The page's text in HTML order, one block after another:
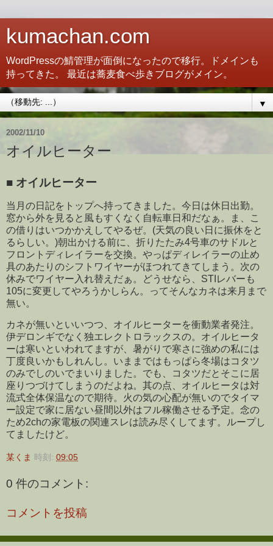
kumachan.com
WordPressの鯖管理が面倒になったので移行。ドメインも
持ってきた。 最近は蕎麦食べ歩きブログがメイン。
▼
2002/11/10
オイルヒーター
■ オイルヒーター
当月の日記をトップへ持ってきました。今日は休日出勤。
窓から外を見ると風もすくなく自転車日和だなぁ。ま、こ
の借りはいつかかえしてやるぜ。(天気の良い日に振休をと
るらしい。)朝出かける前に、折りたたみ4号車のサドルと
フロントディレイラーを交換。やっぱディレイラーの止め
具のあたりのシフトワイヤーがほつれてきてしまう。次の
休みでワイヤー入れ替えだぁ。どうせなら、STIレバーも
105に変更してやろうかしらん。ってそんなカネは来月まで
無い。
カネが無いといいつつ、オイルヒーターを衝動業者発注。
伊デロンギでなく独エレクトロラックスの。オイルヒータ
ーは寒いといわれてますが、暑がりで寒さに強めの私には
丁度良いかもしれんし。いままではもっぱら冬場はコタツ
のみでしのいでまいりました。でも、コタツだとそこに居
座りつづけてしまうのだよね。其の点、オイルヒータは対
流式全体保温なので期待。火の気の心配が無いのでタイマ
ー設定で家に居ない昼間以外はフル稼働させる予定。念の
ため2chの家電板の関連スレは読み尽くしてます。ループし
てましたけど。
某くま 時刻: 09:05
0 件のコメント:
コメントを投稿